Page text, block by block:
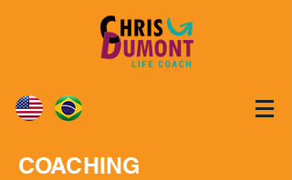
COACHING